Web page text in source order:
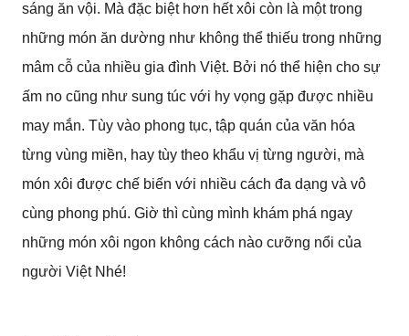
sáng ăn vội. Mà đặc biệt hơn hết xôi còn là một trong
những món ăn dường như không thể thiếu trong những
mâm cỗ của nhiều gia đình Việt. Bởi nó thể hiện cho sự
ấm no cũng như sung túc với hy vọng gặp được nhiều
may mắn. Tùy vào phong tục, tập quán của văn hóa
từng vùng miền, hay tùy theo khẩu vị từng người, mà
món xôi được chế biến với nhiều cách đa dạng và vô
cùng phong phú. Giờ thì cùng mình khám phá ngay
những món xôi ngon không cách nào cưỡng nổi của
người Việt Nhé!